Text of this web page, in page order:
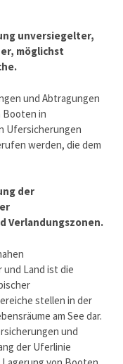
unversiegelter,
möglichst
und Abtragungen
Booten in
Ufersicherungen
werden, die dem
der
Verlandungszonen.
und Land ist die
stellen in der
am See dar.
und
der Uferlinie